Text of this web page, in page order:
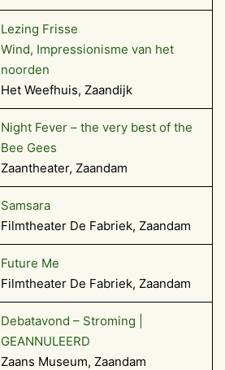
Lezing Frisse
Wind, Impressionisme van het
noorden
Het Weefhuis, Zaandijk
Night Fever – the very best of the
Bee Gees
Zaantheater, Zaandam
Samsara
Filmtheater De Fabriek, Zaandam
Future Me
Filmtheater De Fabriek, Zaandam
Debatavond – Stroming |
GEANNULEERD
Zaans Museum, Zaandam